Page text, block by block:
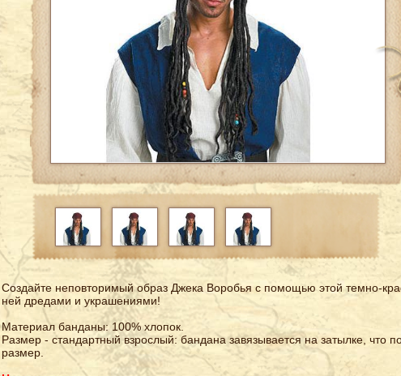
Создайте неповторимый образ Джека Воробья с помощью этой темно-
ней дредами и украшениями!
Материал банданы: 100% хлопок.
Размер - стандартный взрослый: бандана завязывается на затылке, что
размер.